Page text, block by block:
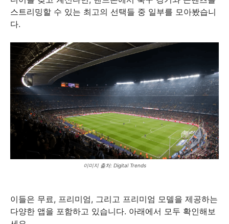
스트리밍할 수 있는 최고의 선택들 중 일부를 모아봤습니
다.
이미지 출처: Digital Trends
이들은 무료, 프리미엄, 그리고 프리미엄 모델을 제공하는
다양한 앱을 포함하고 있습니다. 아래에서 모두 확인해보